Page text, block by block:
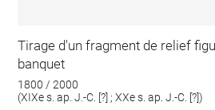
Tirage d'un fragment de relief
banquet
1800 / 2000
(XIXe s. ap. J.-C. [?] ; XXe s. ap. J.-C. [?])